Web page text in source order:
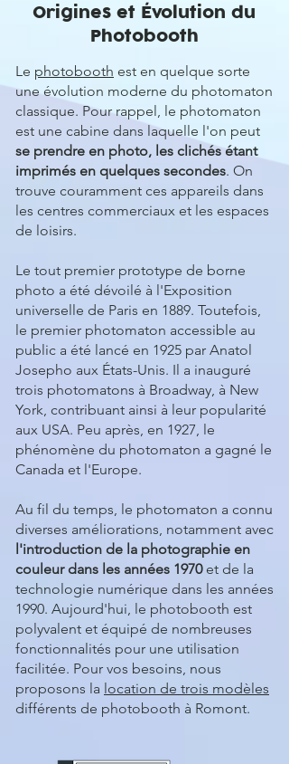
Origines et Évolution du
Photobooth
Le photobooth est en quelque sorte
une évolution moderne du photomaton
classique. Pour rappel, le photomaton
est une cabine dans laquelle l'on peut
se prendre en photo, les clichés étant
imprimés en quelques secondes. On
trouve couramment ces appareils dans
les centres commerciaux et les espaces
de loisirs.
Le tout premier prototype de borne
photo a été dévoilé à l'Exposition
universelle de Paris en 1889. Toutefois,
le premier photomaton accessible au
public a été lancé en 1925 par Anatol
Josepho aux États-Unis. Il a inauguré
trois photomatons à Broadway, à New
York, contribuant ainsi à leur popularité
aux USA. Peu après, en 1927, le
phénomène du photomaton a gagné le
Canada et l'Europe.
Au fil du temps, le photomaton a connu
diverses améliorations, notamment avec
l'introduction de la photographie en
couleur dans les années 1970et de la
technologie numérique dans les années
1990. Aujourd'hui, le photobooth est
polyvalent et équipé de nombreuses
fonctionnalités pour une utilisation
facilitée. Pour vos besoins, nous
proposons la location de trois modèles
différents de photobooth à Romont.